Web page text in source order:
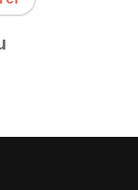
fenêtre)
(nouvelle
WhatsApp
par mail